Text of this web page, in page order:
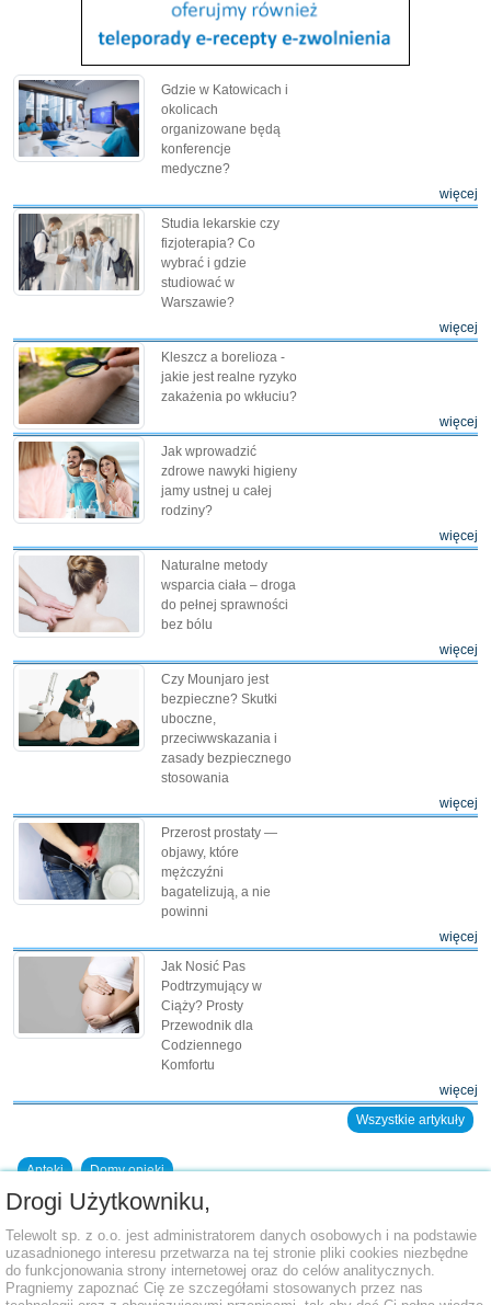
Gdzie w Katowicach i
okolicach
organizowane będą
konferencje
medyczne?
więcej
Studia lekarskie czy
fizjoterapia? Co
wybrać i gdzie
studiować w
Warszawie?
więcej
Kleszcz a borelioza -
jakie jest realne ryzyko
zakażenia po wkłuciu?
więcej
Jak wprowadzić
zdrowe nawyki higieny
jamy ustnej u całej
rodziny?
więcej
Naturalne metody
wsparcia ciała – droga
do pełnej sprawności
bez bólu
więcej
Czy Mounjaro jest
bezpieczne? Skutki
uboczne,
przeciwwskazania i
zasady bezpiecznego
stosowania
więcej
Przerost prostaty —
objawy, które
mężczyźni
bagatelizują, a nie
powinni
więcej
Jak Nosić Pas
Podtrzymujący w
Ciąży? Prosty
Przewodnik dla
Codziennego
Komfortu
więcej
Wszystkie artykuły
Apteki Domy opieki
Dodaj placówkę do bazy
Drogi Użytkowniku,
Telewolt sp. z o.o. jest administratorem danych osobowych i na podstawie
uzasadnionego interesu przetwarza na tej stronie pliki cookies niezbędne
do funkcjonowania strony internetowej oraz do celów analitycznych.
Pragniemy zapoznać Cię ze szczegółami stosowanych przez nas